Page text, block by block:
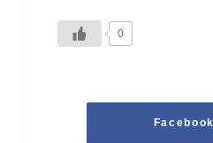
0
Facebook